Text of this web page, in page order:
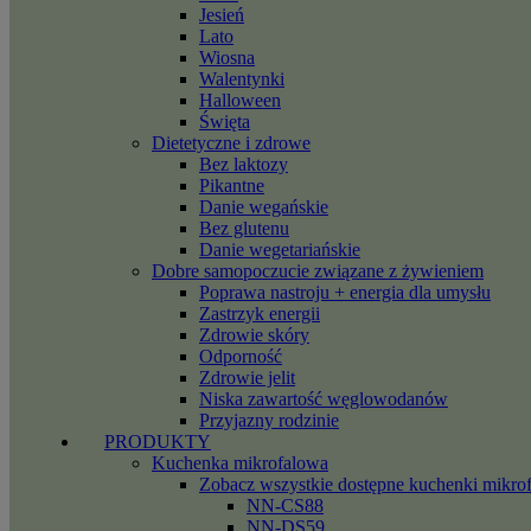
Jesień
Lato
Wiosna
Walentynki
Halloween
Święta
Dietetyczne i zdrowe
Bez laktozy
Pikantne
Danie wegańskie
Bez glutenu
Danie wegetariańskie
Dobre samopoczucie związane z żywieniem
Poprawa nastroju + energia dla umysłu
Zastrzyk energii
Zdrowie skóry
Odporność
Zdrowie jelit
Niska zawartość węglowodanów
Przyjazny rodzinie
PRODUKTY
Kuchenka mikrofalowa
Zobacz wszystkie dostępne kuchenki
NN-CS88
NN-DS59